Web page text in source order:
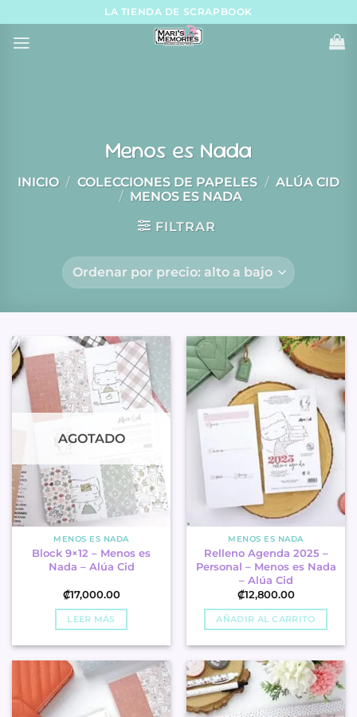
to
content
LA TIENDA DE SCRAPBOOK
Menos es Nada
INICIO / COLECCIONES DE PAPELES / ALÚA CID
/ MENOS ES NADA
FILTRAR
AGOTADO
MENOS ES NADA
Block 9×12 – Menos es
Nada – Alúa Cid
₡17,000.00
LEER MÁS
MENOS ES NADA
Relleno Agenda 2025 –
Personal – Menos es Nada
– Alúa Cid
₡12,800.00
AÑADIR AL CARRITO